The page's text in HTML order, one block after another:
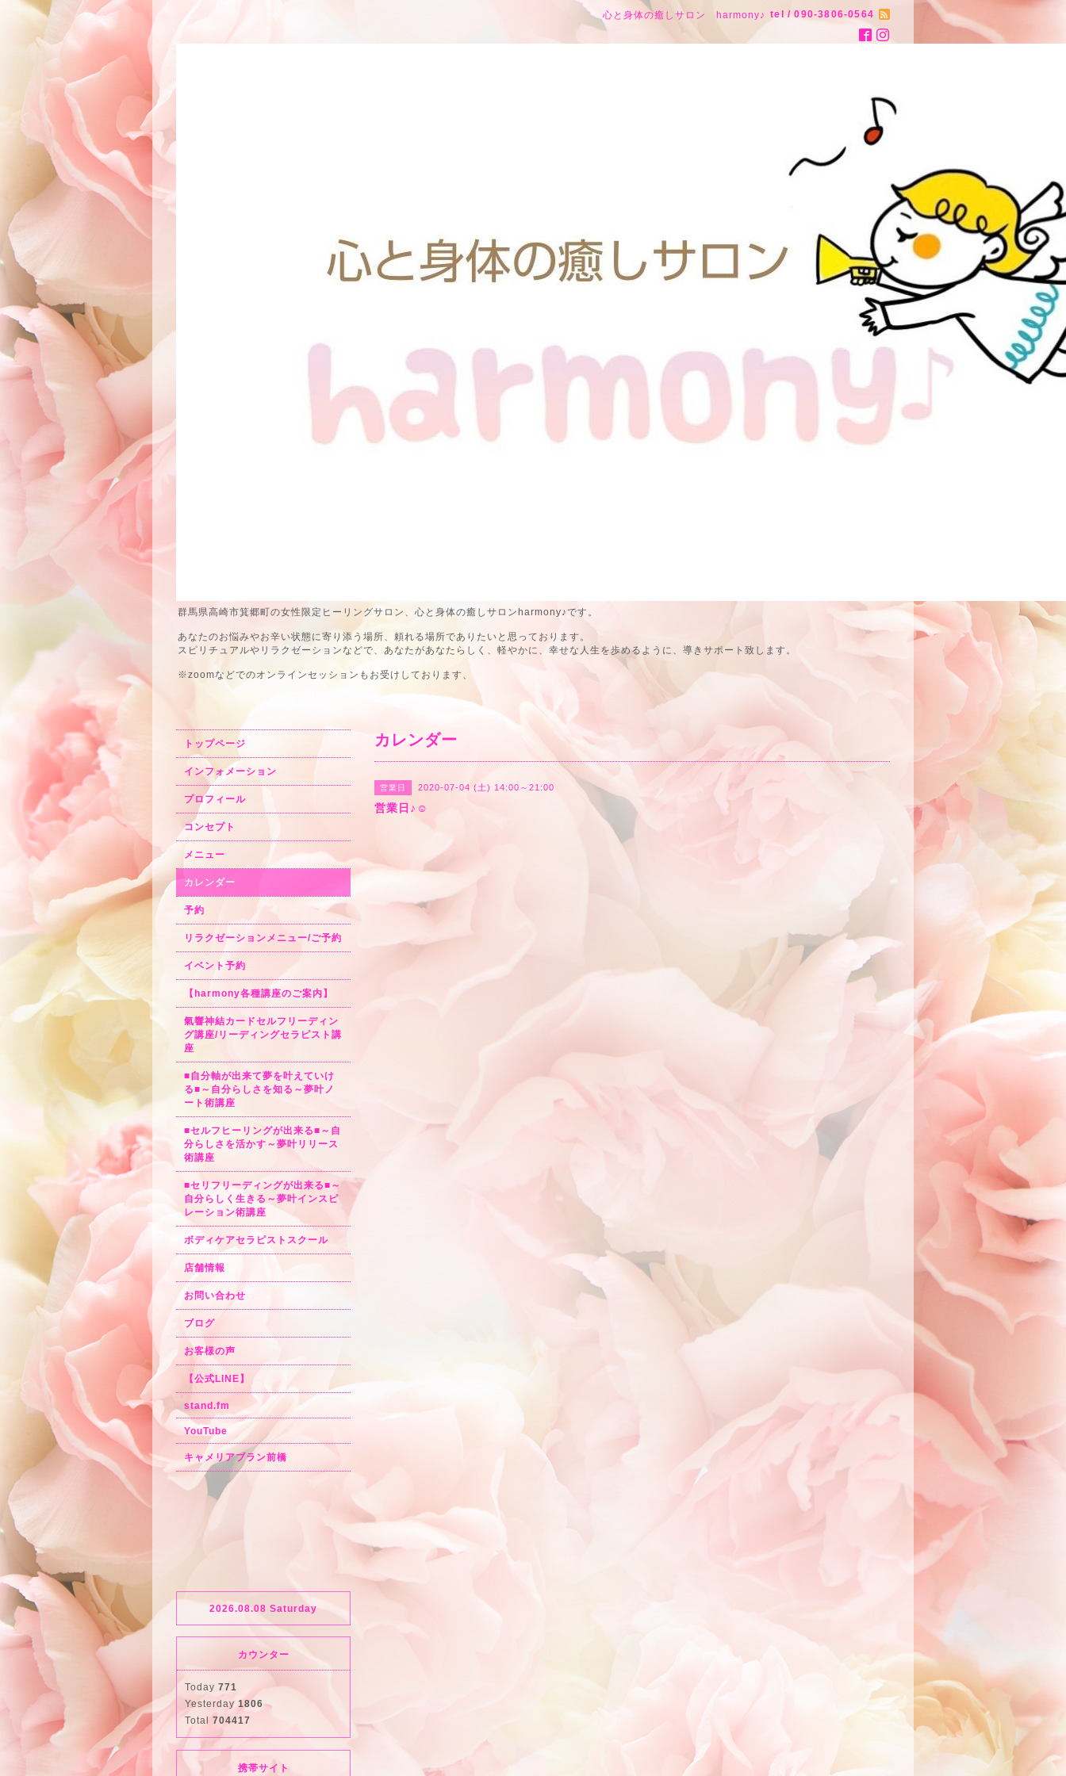
心と身体の癒しサロン harmony♪ tel / 090-3806-0564
群馬県高崎市箕郷町の女性限定ヒーリングサロン、心と身体の癒しサロンharmony♪です。
あなたのお悩みやお辛い状態に寄り添う場所、頼れる場所でありたいと思っております。
スピリチュアルやリラクゼーションなどで、あなたがあなたらしく、軽やかに、幸せな人生を歩めるように、導きサポート致します。
※zoomなどでのオンラインセッションもお受けしております、
カレンダー
営業日 2020-07-04 (土) 14:00～21:00
営業日♪☺️
トップページ
インフォメーション
プロフィール
コンセプト
メニュー
カレンダー
予約
リラクゼーションメニュー/ご予約
イベント予約
【harmony各種講座のご案内】
氣響神結カードセルフリーディン
グ講座/リーディングセラピスト講
座
■自分軸が出来て夢を叶えていけ
る■～自分らしさを知る～夢叶ノ
ート術講座
■セルフヒーリングが出来る■～自
分らしさを活かす～夢叶リリース
術講座
■セリフリーディングが出来る■～
自分らしく生きる～夢叶インスピ
レーション術講座
ボディケアセラピストスクール
店舗情報
お問い合わせ
ブログ
お客様の声
【公式LINE】
stand.fm
YouTube
キャメリアブラン前橋
2026.08.08 Saturday
カウンター
Today 771
Yesterday 1806
Total 704417
携帯サイト